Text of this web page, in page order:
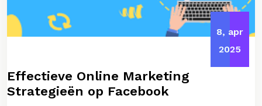
8, apr
2025
Effectieve Online Marketing
Strategieën op Facebook